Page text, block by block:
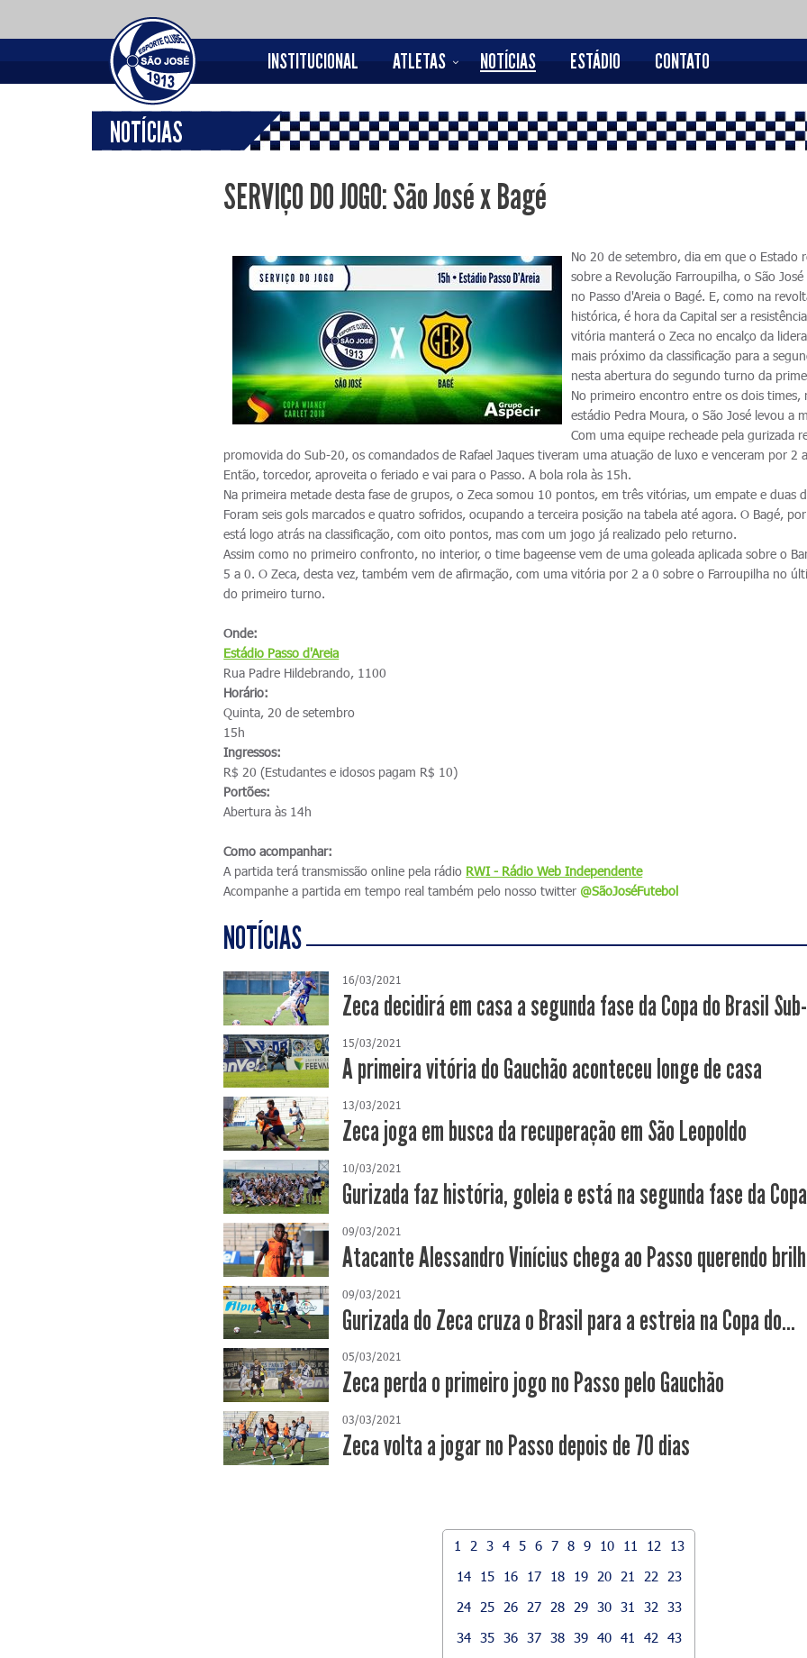
INSTITUCIONAL ATLETAS NOTÍCIAS ESTÁDIO CONTATO
NOTÍCIAS
SERVIÇO DO JOGO: São José x Bagé
No 20 de setembro, dia em que o Estado
sobre a Revolução Farroupilha, o São José
no Passo d'Areia o Bagé. E, como na
histórica, é hora da Capital ser a
vitória manterá o Zeca no encalço da
mais próximo da classificação para a
nesta abertura do segundo turno da
No primeiro encontro entre os dois times,
estádio Pedra Moura, o São José levou a
Com uma equipe recheade pela gurizada
promovida do Sub-20, os comandados de Rafael Jaques tiveram uma atuação de luxo e venceram por 2
Então, torcedor, aproveita o feriado e vai para o Passo. A bola rola às 15h.
Na primeira metade desta fase de grupos, o Zeca somou 10 pontos, em três vitórias, um empate e duas
Foram seis gols marcados e quatro sofridos, ocupando a terceira posição na tabela até agora. O Bagé,
está logo atrás na classificação, com oito pontos, mas com um jogo já realizado pelo returno.
Assim como no primeiro confronto, no interior, o time bageense vem de uma goleada aplicada sobre o
5 a 0. O Zeca, desta vez, também vem de afirmação, com uma vitória por 2 a 0 sobre o Farroupilha no
do primeiro turno.
Onde:
Estádio Passo d'Areia
Rua Padre Hildebrando, 1100
Horário:
Quinta, 20 de setembro
15h
Ingressos:
R$ 20 (Estudantes e idosos pagam R$ 10)
Portões:
Abertura às 14h
Como acompanhar:
A partida terá transmissão online pela rádio RWI - Rádio Web Independente
Acompanhe a partida em tempo real também pelo nosso twitter @SãoJoséFutebol
NOTÍCIAS
16/03/2021
Zeca decidirá em casa a segunda fase da Copa do Brasil
15/03/2021
A primeira vitória do Gauchão aconteceu longe de casa
13/03/2021
Zeca joga em busca da recuperação em São Leopoldo
10/03/2021
Gurizada faz história, goleia e está na segunda fase da
09/03/2021
Atacante Alessandro Vinícius chega ao Passo querendo
09/03/2021
Gurizada do Zeca cruza o Brasil para a estreia na Copa do...
05/03/2021
Zeca perda o primeiro jogo no Passo pelo Gauchão
03/03/2021
Zeca volta a jogar no Passo depois de 70 dias
1 2 3 4 5 6 7 8 9 10 11 12
13
14
15 16 17 18 19 20 21 22
23
24
25 26 27 28 29 30 31 32
33
34 35 36 37 38 39 40 41 42
43